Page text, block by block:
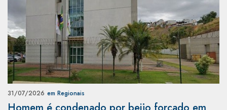
31/07/2026 em Regionais